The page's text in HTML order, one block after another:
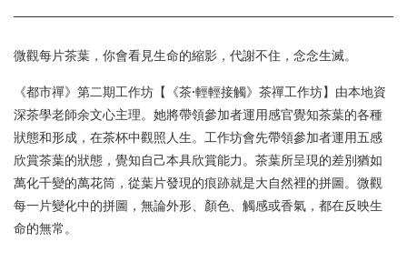
微觀每片茶葉，你會看見生命的縮影，代謝不住，念念生滅。
《都市禪》第二期工作坊【《茶·輕輕接觸》茶禪工作坊】由本地資
深茶學老師余文心主理。她將帶領參加者運用感官覺知茶葉的各種
狀態和形成，在茶杯中觀照人生。工作坊會先帶領參加者運用五感
欣賞茶葉的狀態，覺知自己本具欣賞能力。茶葉所呈現的差別猶如
萬化千變的萬花筒，從葉片發現的痕跡就是大自然裡的拼圖。微觀
每一片變化中的拼圖，無論外形、顏色、觸感或香氣，都在反映生
命的無常。